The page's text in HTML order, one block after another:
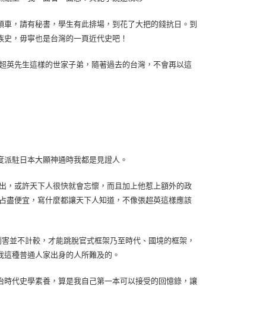
，請有秘書，學生有此排場，到花了大把的錢抗日。到
，毋寧也是台灣的一頁近代史吧！
英先生這樣的世家子弟，隨著過去的台灣，不會再以這
駐日本大顯神通時我都是見證人。
，或許天下人很快就會忘懷，而且加上他惹上額外的政
盡便宜，寫什麼都讓天下人知道，不像張超英這樣應該
並不計較，才能跳脫官式框架乃至時代、國境的框架，
種普通人家出身的人所難及的。
代史學素養，算是我自己第一本可以接受的回憶錄，讓